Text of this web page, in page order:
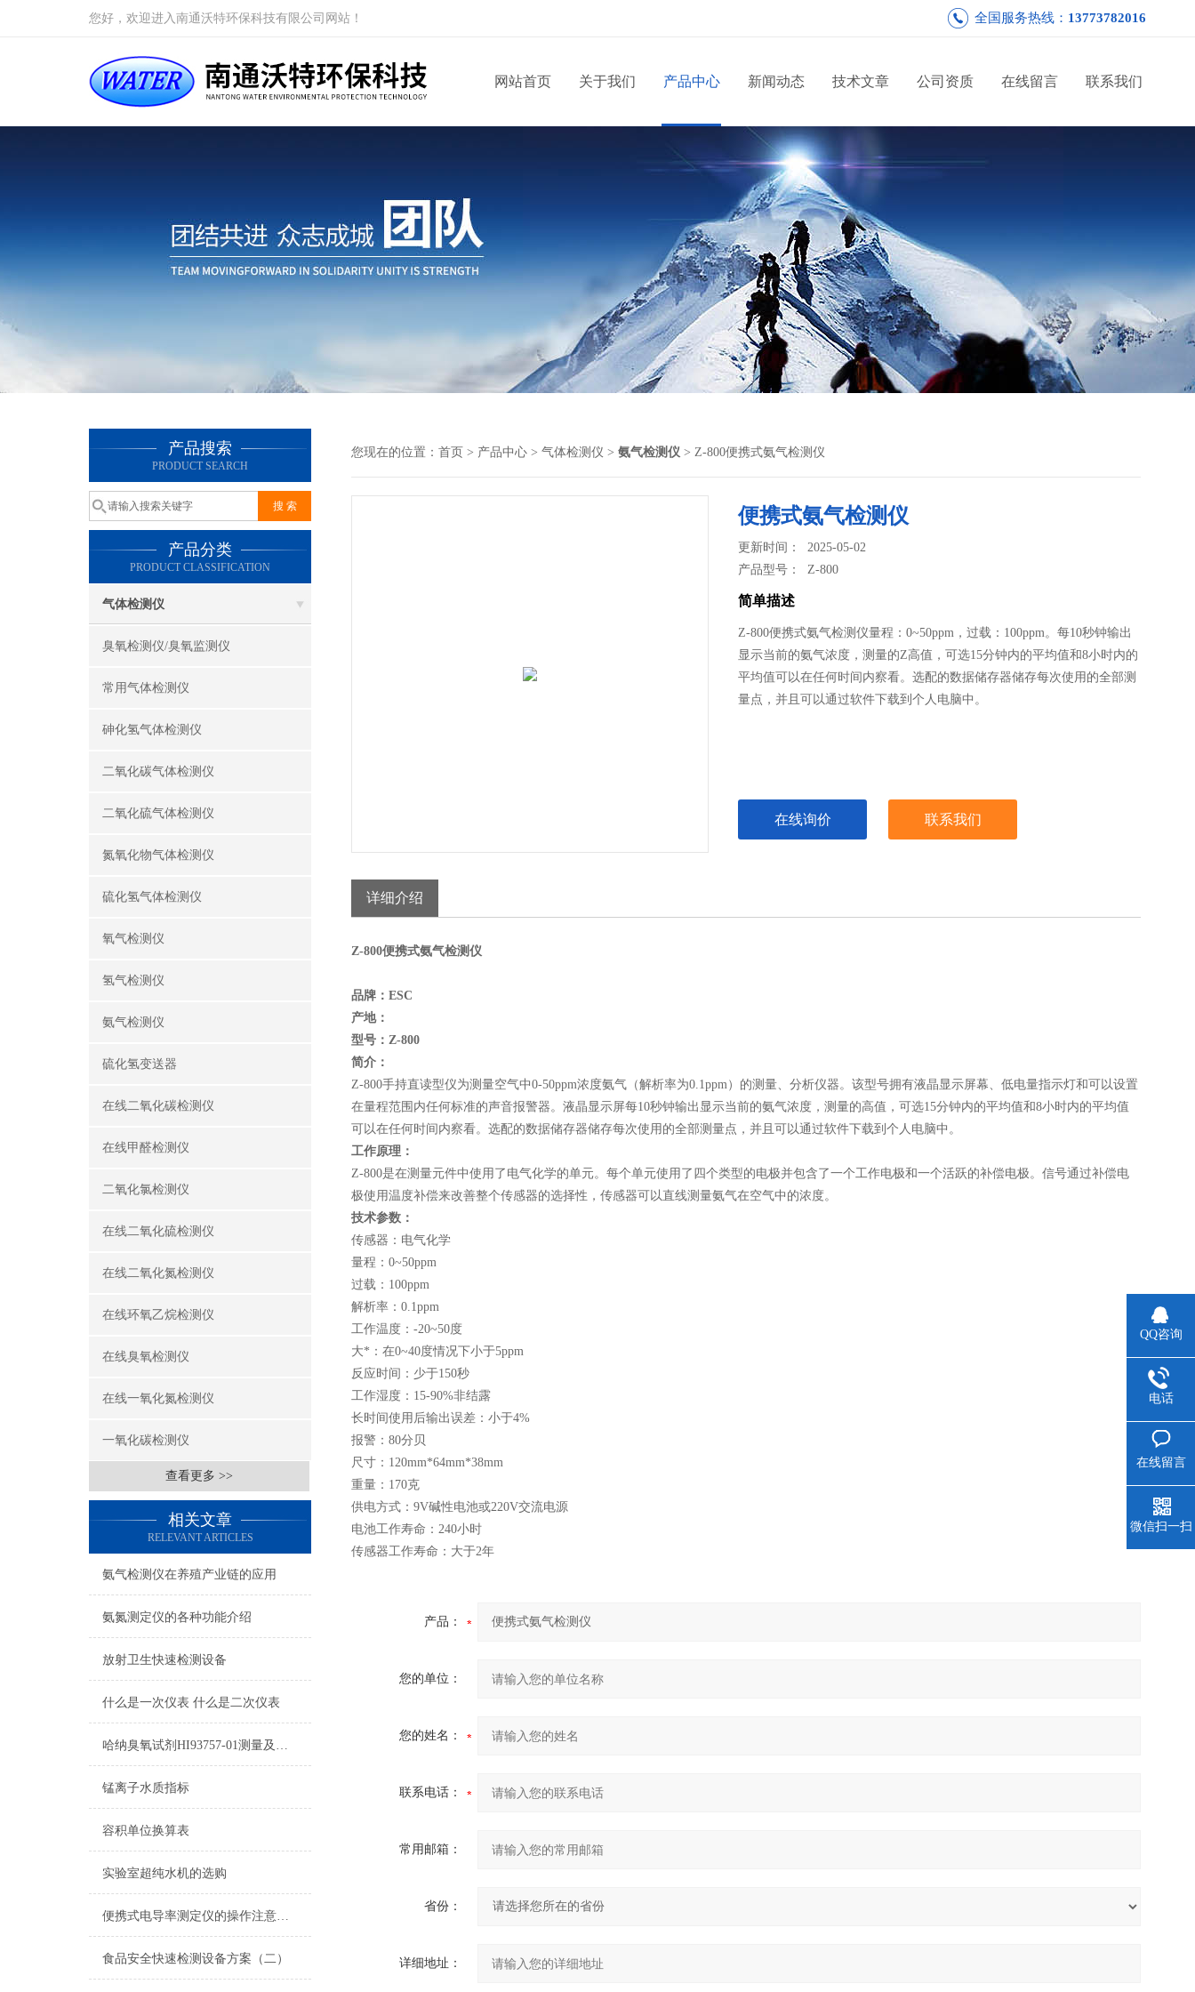
您好，欢迎进入南通沃特环保科技有限公司网站！ 全国服务热线： 13773782016
网站首页 关于我们 产品中心 新闻动态 技术文章 公司资质 在线留言 联系我们
产品搜索
PRODUCT SEARCH
产品分类
PRODUCT CLASSIFICATION
气体检测仪
臭氧检测仪/臭氧监测仪
常用气体检测仪
砷化氢气体检测仪
二氧化碳气体检测仪
二氧化硫气体检测仪
氮氧化物气体检测仪
硫化氢气体检测仪
氧气检测仪
氢气检测仪
氨气检测仪
硫化氢变送器
在线二氧化碳检测仪
在线甲醛检测仪
二氧化氯检测仪
在线二氧化硫检测仪
在线二氧化氮检测仪
在线环氧乙烷检测仪
在线臭氧检测仪
在线一氧化氮检测仪
一氧化碳检测仪
查看更多 >>
相关文章
RELEVANT ARTICLES
氨气检测仪在养殖产业链的应用
氨氮测定仪的各种功能介绍
放射卫生快速检测设备
什么是一次仪表 什么是二次仪表
哈纳臭氧试剂HI93757-01测量及注意事项
锰离子水质指标
容积单位换算表
实验室超纯水机的选购
便携式电导率测定仪的操作注意要点分析
食品安全快速检测设备方案（二）
您现在的位置： 首页 > 产品中心 > 气体检测仪 > 氨气检测仪 > Z-800便携式氨气检测仪
便携式氨气检测仪
更新时间： 2025-05-02
产品型号：Z-800
简单描述
Z-800便携式氨气检测仪量程：0~50ppm，过载：100ppm。每10秒钟输出
显示当前的氨气浓度，测量的Z高值，可选15分钟内的平均值和8小时内的
平均值可以在任何时间内察看。选配的数据储存器储存每次使用的全部测
量点，并且可以通过软件下载到个人电脑中。
在线询价 联系我们
详细介绍
Z-800便携式氨气检测仪
品牌： ESC
产地：
型号： Z-800
简介：
Z-800手持直读型仪为测量空气中0-50ppm浓度氨气（解析率为0.1ppm）的测量、分析仪器。该型号拥有液晶显示屏幕、低电量指示灯和可以设置
在量程范围内任何标准的声音报警器。液晶显示屏每10秒钟输出显示当前的氨气浓度，测量的高值，可选15分钟内的平均值和8小时内的平均值
可以在任何时间内察看。选配的数据储存器储存每次使用的全部测量点，并且可以通过软件下载到个人电脑中。
工作原理：
Z-800是在测量元件中使用了电气化学的单元。每个单元使用了四个类型的电极并包含了一个工作电极和一个活跃的补偿电极。信号通过补偿电
极使用温度补偿来改善整个传感器的选择性，传感器可以直线测量氨气在空气中的浓度。
技术参数：
传感器：电气化学
量程：0~50ppm
过载：100ppm
解析率：0.1ppm
工作温度：-20~50度
大*：在0~40度情况下小于5ppm
反应时间：少于150秒
工作湿度：15-90%非结露
长时间使用后输出误差：小于4%
报警：80分贝
尺寸：120mm*64mm*38mm
重量：170克
供电方式：9V碱性电池或220V交流电源
电池工作寿命：240小时
传感器工作寿命：大于2年
产品：
您的单位：
您的姓名：
联系电话：
常用邮箱：
省份：
详细地址：
QQ咨询
电话
在线留言
微信扫一扫